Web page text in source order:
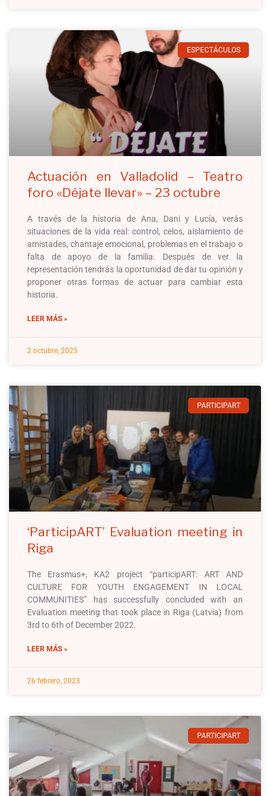
ESPECTÁCULOS
Actuación en Valladolid – Teatro
foro «Déjate llevar» – 23 octubre
A través de la historia de Ana, Dani y Lucía, verás
situaciones de la vida real: control, celos, aislamiento de
amistades, chantaje emocional, problemas en el trabajo o
falta de apoyo de la familia. Después de ver la
representación tendrás la oportunidad de dar tu opinión y
proponer otras formas de actuar para cambiar esta
historia.
LEER MÁS »
2 octubre, 2025
PARTICIPART
‘ParticipART’ Evaluation meeting in
Riga
The Erasmus+, KA2 project “participART: ART AND
CULTURE FOR YOUTH ENGAGEMENT IN LOCAL
COMMUNITIES” has successfully concluded with an
Evaluation meeting that took place in Riga (Latvia) from
3rd to 6th of December 2022.
LEER MÁS »
26 febrero, 2023
PARTICIPART